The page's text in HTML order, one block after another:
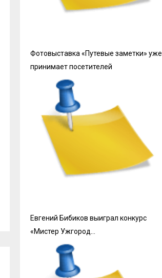
Фотовыставка «Путевые заметки» уже
принимает посетителей
Евгений Бибиков выиграл конкурс
«Мистер Ужгород…